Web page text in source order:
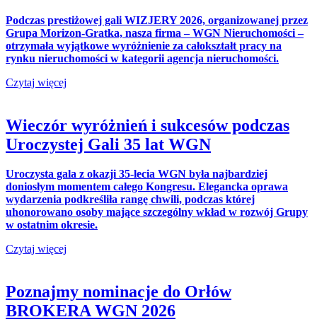
Podczas prestiżowej gali WIZJERY 2026, organizowanej przez
Grupa Morizon-Gratka, nasza firma – WGN Nieruchomości –
otrzymała wyjątkowe wyróżnienie za całokształt pracy na
rynku nieruchomości w kategorii agencja nieruchomości.
Czytaj więcej
Wieczór wyróżnień i sukcesów podczas
Uroczystej Gali 35 lat WGN
Uroczysta gala z okazji 35-lecia WGN była najbardziej
doniosłym momentem całego Kongresu. Elegancka oprawa
wydarzenia podkreśliła rangę chwili, podczas której
uhonorowano osoby mające szczególny wkład w rozwój Grupy
w ostatnim okresie.
Czytaj więcej
Poznajmy nominacje do Orłów
BROKERA WGN 2026